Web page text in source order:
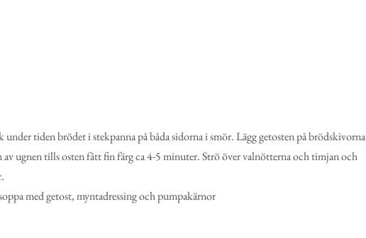
tiden brödet i stekpanna på båda sidorna i smör. Lägg getosten på brödskivorna
ugnen tills osten fått fin färg ca 4-5 minuter. Strö över valnötterna och timjan och